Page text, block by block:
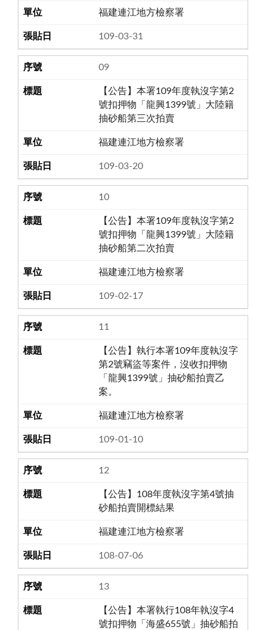
福建連江地方檢察署
109-03-31
09
【公告】本署109年度執沒字第2
號扣押物「龍興1399號」大陸籍
抽砂船第三次拍賣
福建連江地方檢察署
109-03-20
10
【公告】本署109年度執沒字第2
號扣押物「龍興1399號」大陸籍
抽砂船第二次拍賣
福建連江地方檢察署
109-02-17
11
【公告】執行本署109年度執沒字
第2號竊盜等案件，沒收扣押物
「龍興1399號」抽砂船拍賣乙
案。
福建連江地方檢察署
109-01-10
12
【公告】108年度執沒字第4號抽
砂船拍賣開標結果
福建連江地方檢察署
108-07-06
13
【公告】本署執行108年執沒字4
號扣押物「海盛655號」抽砂船拍